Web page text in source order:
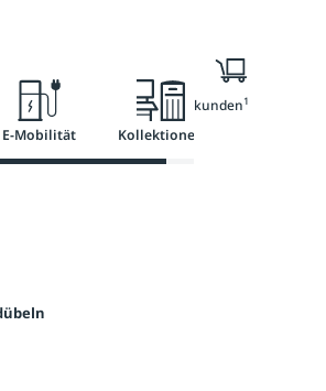
E-Mobilität Kollektionen
Nur für Geschäftskunden1